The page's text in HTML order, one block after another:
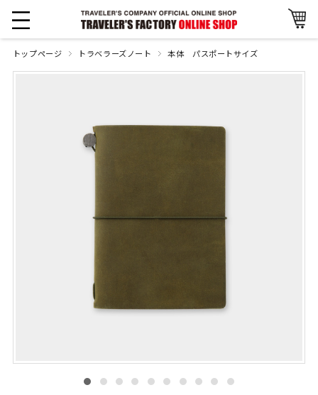
トップページ トラベラーズノート 本体 パスポートサイズ